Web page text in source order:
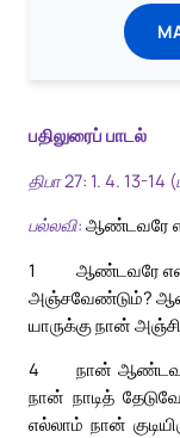
பதிலுரைப் பாடல்
திபா 27: 1. 4. 13-14
பல்லவி: ஆண்டவரே
1
ஆண்டவரே என்
அஞ்சவேண்டும்?
யாருக்கு நான்
4
நான்
நான் நாடித்
எல்லாம் நான்